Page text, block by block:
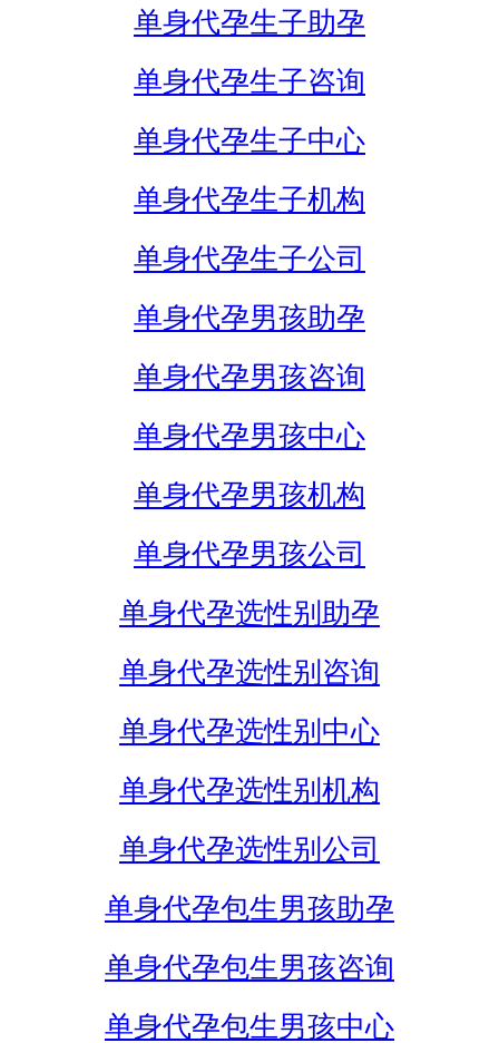
单身代孕生子助孕
单身代孕生子咨询
单身代孕生子中心
单身代孕生子机构
单身代孕生子公司
单身代孕男孩助孕
单身代孕男孩咨询
单身代孕男孩中心
单身代孕男孩机构
单身代孕男孩公司
单身代孕选性别助孕
单身代孕选性别咨询
单身代孕选性别中心
单身代孕选性别机构
单身代孕选性别公司
单身代孕包生男孩助孕
单身代孕包生男孩咨询
单身代孕包生男孩中心